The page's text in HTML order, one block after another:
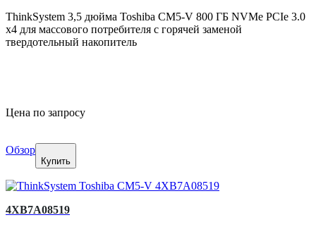
ThinkSystem 3,5 дюйма Toshiba CM5-V 800 ГБ NVMe PCIe 3.0
x4 для массового потребителя с горячей заменой
твердотельный накопитель
Цена по запросу
Обзор
Купить
4XB7A08519